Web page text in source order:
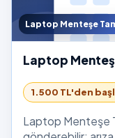
Laptop Menteşe
Laptop
1.500 TL'den
Laptop Menteşe